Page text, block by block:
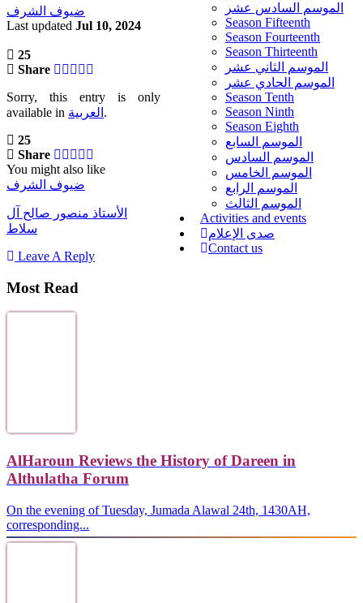
الموسم السادس عشر
Season Fifteenth
Season Fourteenth
Season Thirteenth
الموسم الثاني عشر
الموسم الحادي عشر
Season Tenth
Season Ninth
Season Eighth
الموسم السابع
الموسم السادس
الموسم الخامس
الموسم الرابع
الموسم الثالث
Activities and events
صدى الإعلام
Contact us
ضيوف الشرف
Last updated Jul 10, 2024
25
Share
Sorry, this entry is only
available in العربية .
25
Share
You might also like
ضيوف الشرف
الأستاذ منصور صالح آل
سلاط
Leave A Reply
Most Read
AlHaroun Reviews the History of Dareen in
Althulatha Forum
On the evening of Tuesday, Jumada Alawal 24th, 1430AH,
corresponding...